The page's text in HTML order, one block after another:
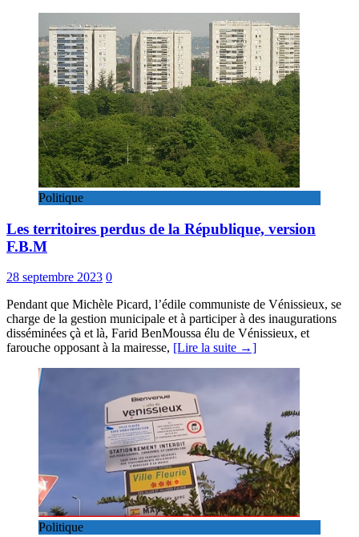
Politique
Les territoires perdus de la République, version
F.B.M
28 septembre 2023 0
Pendant que Michèle Picard, l’édile communiste de Vénissieux, se
charge de la gestion municipale et à participer à des inaugurations
disséminées çà et là, Farid BenMoussa élu de Vénissieux, et
farouche opposant à la mairesse, [Lire la suite →]
Politique